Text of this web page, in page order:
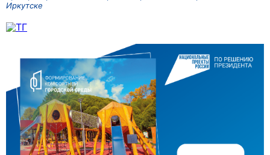
Иркутске